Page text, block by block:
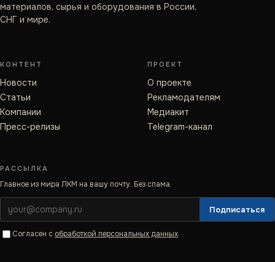
материалов, сырья и оборудования в России,
СНГ и мире.
КОНТЕНТ
Новости
Статьи
Компании
Пресс-релизы
ПРОЕКТ
О проекте
Рекламодателям
Медиакит
Telegram-канал
РАССЫЛКА
Главное из мира ЛКМ на вашу почту. Без спама.
Подписаться
Согласен с обработкой персональных данных.